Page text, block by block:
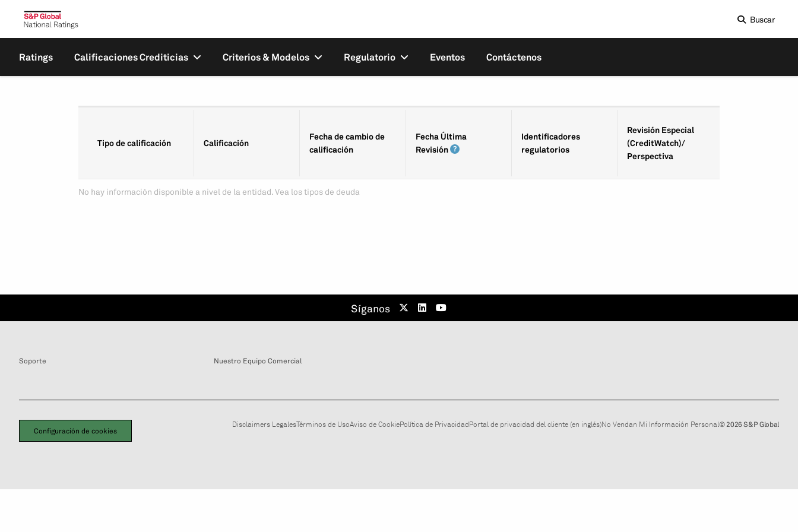
Buscar
Ratings Calificaciones Crediticias Criterios & Modelos Regulatorio Eventos Contáctenos
Tipo de calificación Calificación
Fecha de cambio de
calificación
Fecha Última
Revisión
Identifica­dores
regulatorios
Revisión Especial
(CreditWatch)/
Perspectiva
No hay información disponible a nivel de la entidad. Vea los tipos de deuda
Síganos
Soporte Nuestro Equipo Comercial
Configuración de cookies
Disclaimers LegalesTérminos de UsoAviso de CookiePolítica de PrivacidadPortal de privacidad del cliente (en inglés)No Vendan Mi Información Personal© 2026 S&P Global